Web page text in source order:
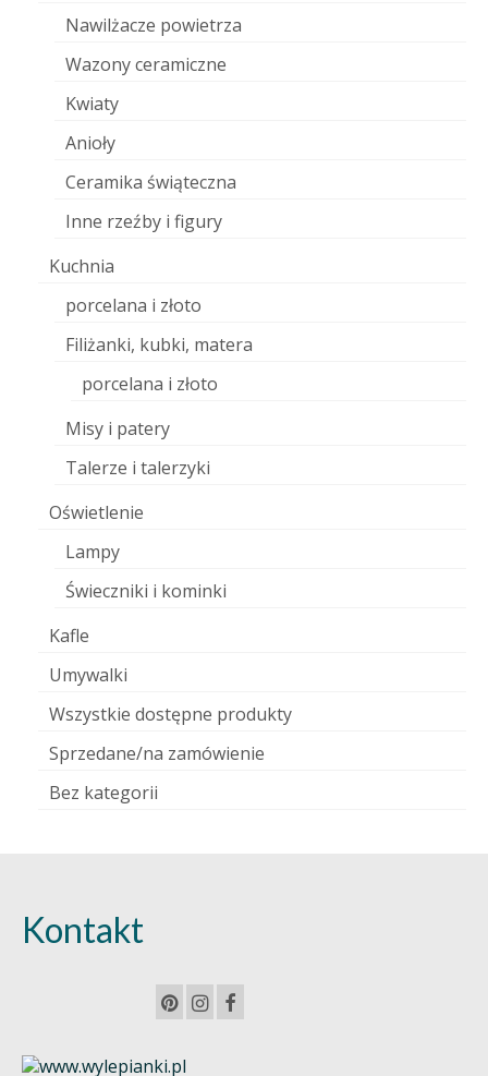
Nawilżacze powietrza
Wazony ceramiczne
Kwiaty
Anioły
Ceramika świąteczna
Inne rzeźby i figury
Kuchnia
porcelana i złoto
Filiżanki, kubki, matera
porcelana i złoto
Misy i patery
Talerze i talerzyki
Oświetlenie
Lampy
Świeczniki i kominki
Kafle
Umywalki
Wszystkie dostępne produkty
Sprzedane/na zamówienie
Bez kategorii
Kontakt